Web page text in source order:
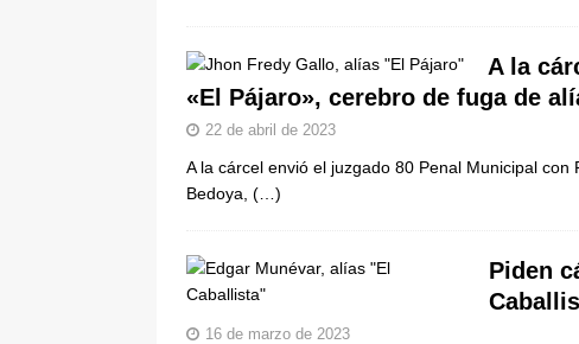
[ 6 de agosto de 2026 ] Tribunal niega
en Cali JUDICIALES
A la
«El Pájaro», cerebro de fuga de
22 de abril de 2023
A la cárcel envió el juzgado 80 Penal Municipal
Bedoya, (…)
Piden
16 de marzo de 2023